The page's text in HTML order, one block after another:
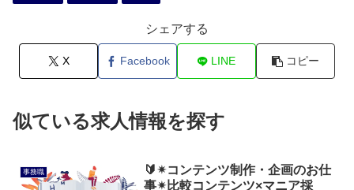
シェアする
X Facebook LINE コピー
似ている求人情報を探す
事務職
🔰✴コンテンツ制作・企画のお仕
事✴比較コンテンツ×マニア採